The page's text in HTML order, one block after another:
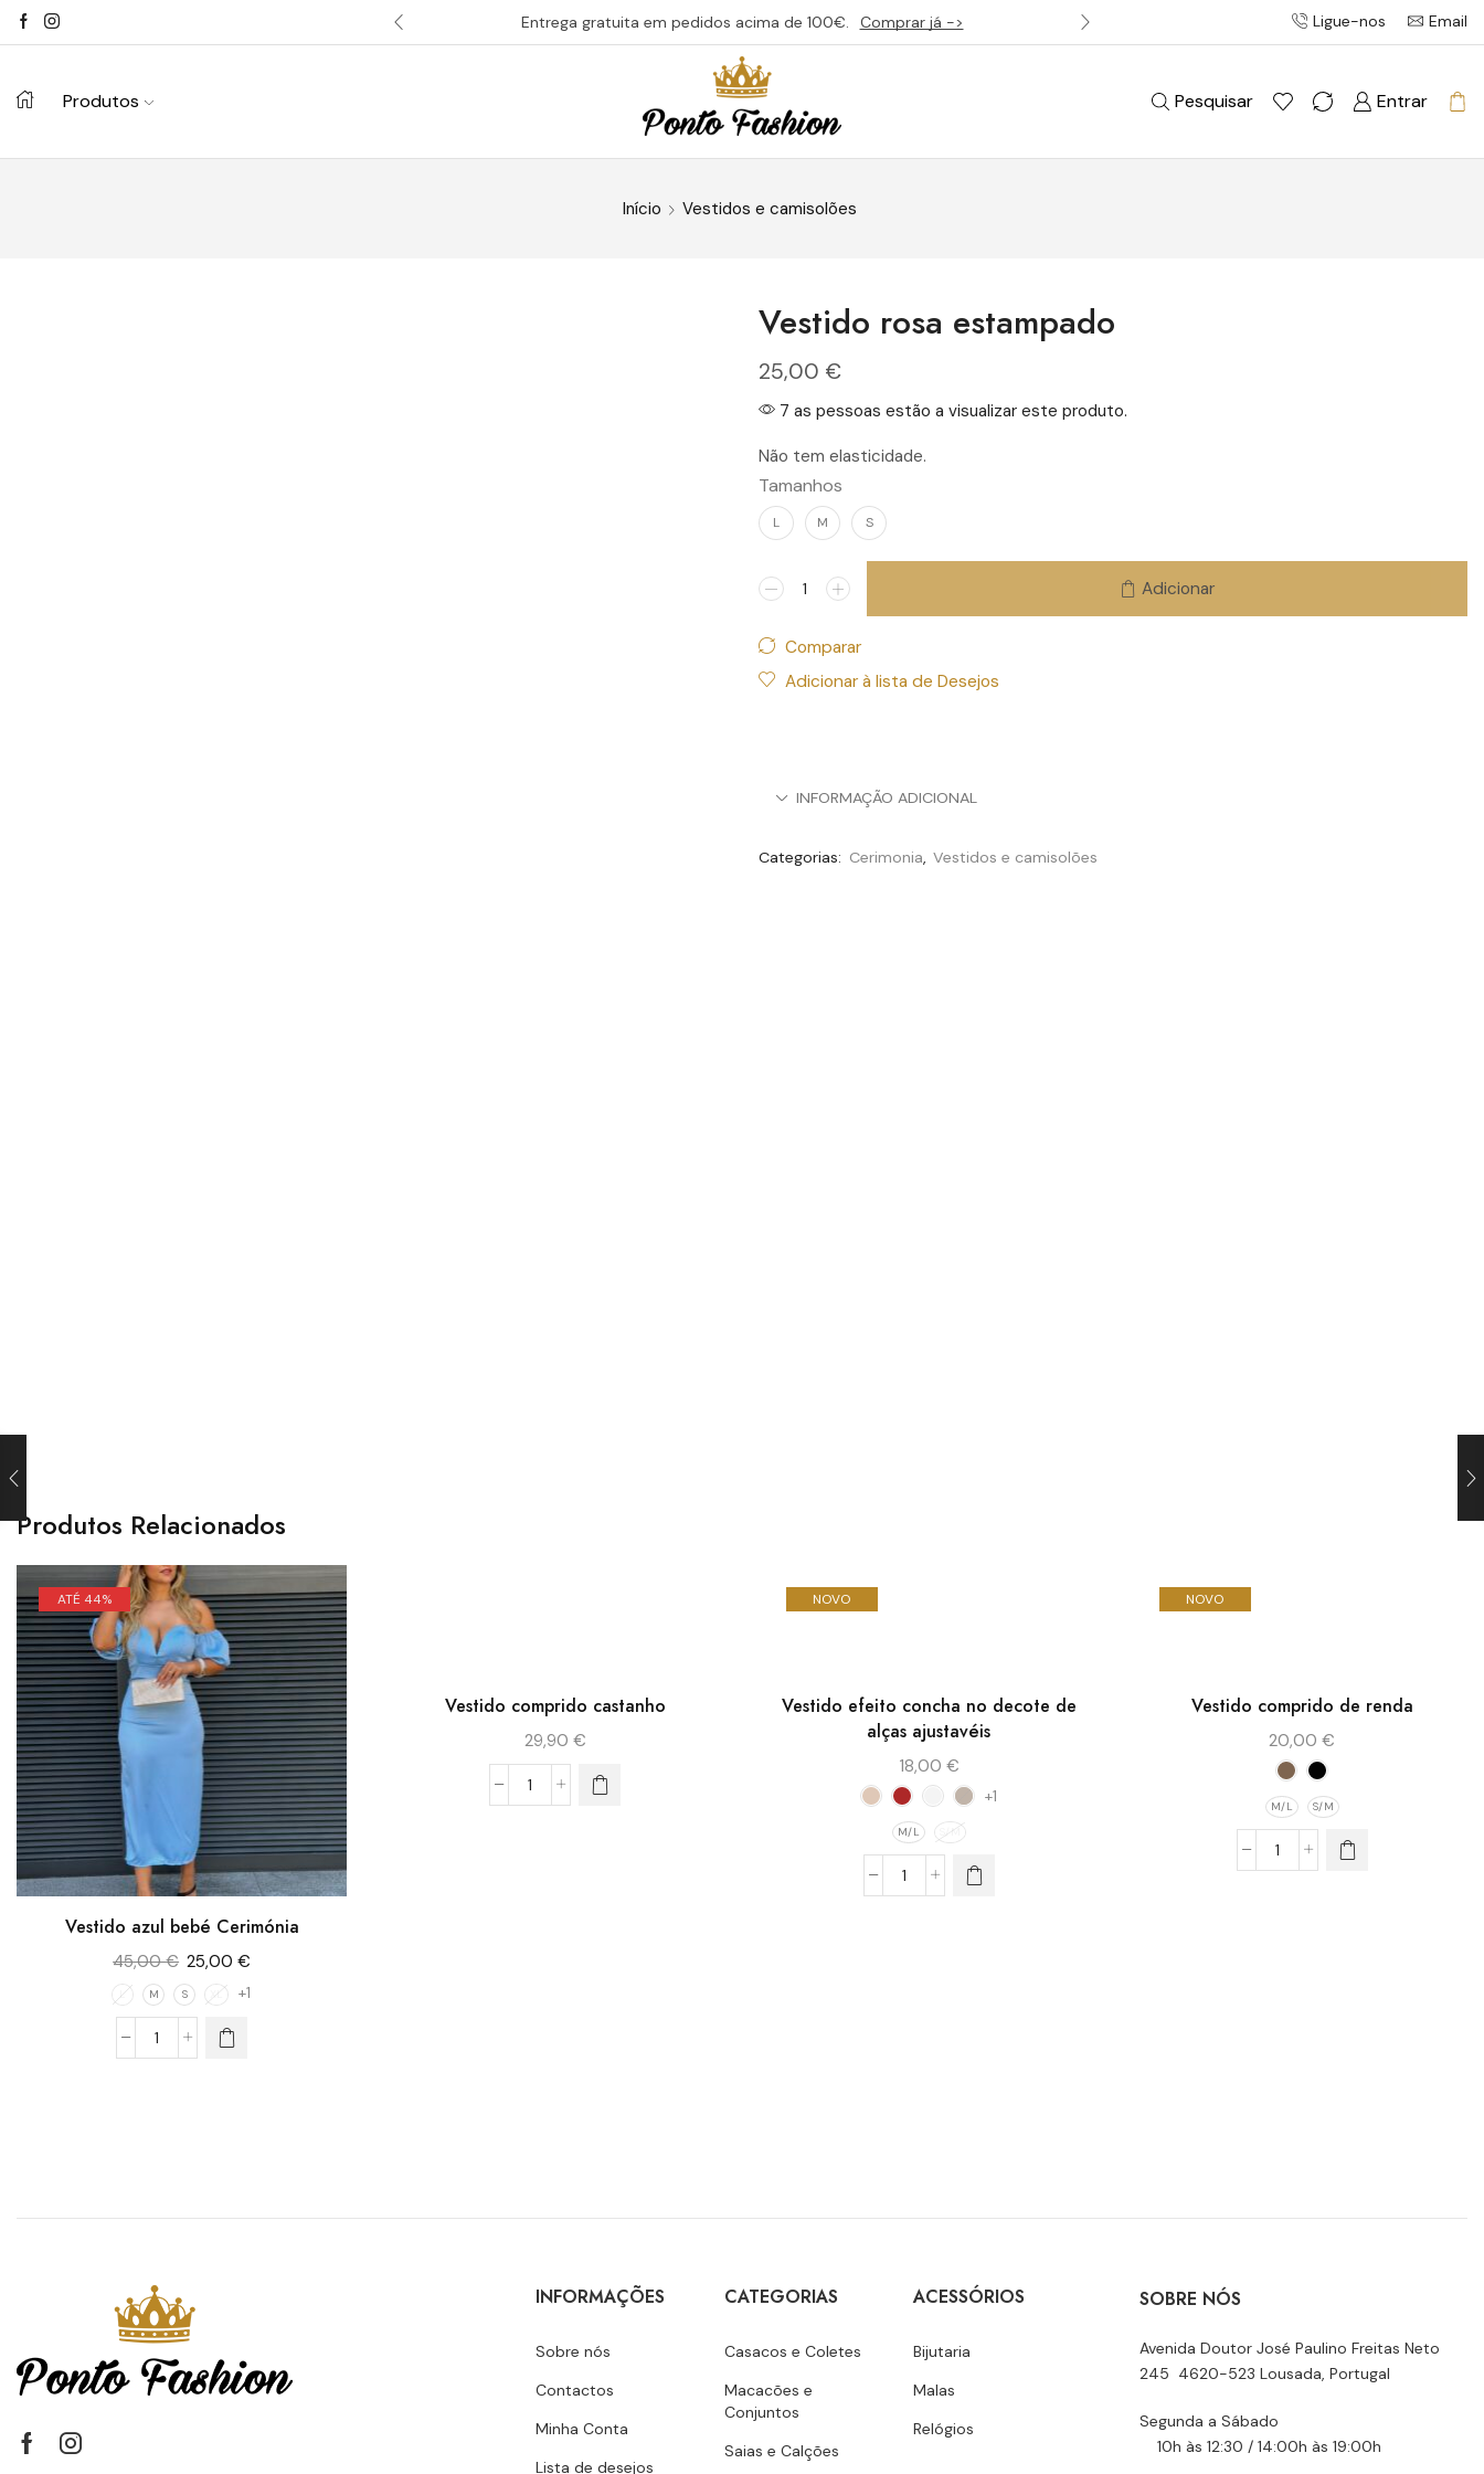
Entrega gratuita em pedidos acima de 100€. Comprar já -> Entrega gratuita em pedidos
Ligue-nos Email
Produtos Pesquisar Entrar
Início Vestidos e camisolões
Vestido rosa estampado
25,00 €
7 as pessoas estão a visualizar este produto.
Não tem elasticidade.
Tamanhos
L M S
Adicionar
Comparar
Adicionar à lista de Desejos
INFORMAÇÃO ADICIONAL
Categorias: Cerimonia, Vestidos e camisolões
Produtos Relacionados
ATÉ 44%
Vestido azul bebé Cerimónia
45,00€ 25,00€
L M S XL +1
Vestido comprido castanho
29,90 €
NOVO
Vestido efeito concha no decote de
alças ajustavéis
18,00 €
+1
M/L S/M
NOVO
Vestido comprido de renda
20,00€
M/L S/M
INFORMAÇÕES
Sobre nós
Contactos
Minha Conta
Lista de desejos
CATEGORIAS
Casacos e Coletes
Macacões e
Conjuntos
Saias e Calções
ACESSÓRIOS
Bijutaria
Malas
Relógios
SOBRE NÓS
Avenida Doutor José Paulino Freitas Neto
245 4620-523 Lousada, Portugal
Segunda a Sábado
10h às 12:30 / 14:00h às 19:00h